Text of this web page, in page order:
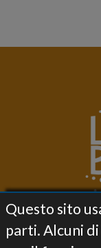
Questo sito
parti. Alcuni